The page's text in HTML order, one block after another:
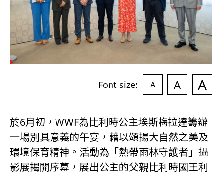
Font size: A A A
於6月初，WWF為比利時公主埃斯梅拉達籌辦
一場別具意義的午宴，藉以頌揚大自然之美及
環境保育精神。活動為「熱帶雨林守護者」攝
影展揭開序幕，展出公主的父親比利時國王利